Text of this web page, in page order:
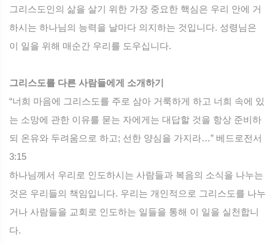
그리스도인의 삶을 살기 위한 가장 중요한 핵심은 우리 안에 거
하시는 하나님의 능력을 날마다 의지하는 것입니다. 성령님은
이 일을 위해 매순간 우리를 도우십니다.
그리스도를 다른 사람들에게 소개하기
“너희 마음에 그리스도를 주로 삼아 거룩하게 하고 너희 속에 있
는 소망에 관한 이유를 묻는 자에게는 대답할 것을 항상 준비하
되 온유와 두려움으로 하고; 선한 양심을 가지라…” 베드로전서
3:15
하나님께서 우리로 인도하시는 사람들과 복음의 소식을 나누는
것은 우리들의 책임입니다. 우리는 개인적으로 그리스도를 나누
거나 사람들을 교회로 인도하는 일들을 통해 이 일을 실천합니
다.